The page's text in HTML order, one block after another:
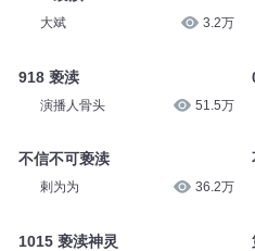
大斌 3.2万
918 亵渎
演播人骨头 51.5万
不信不可亵渎
剌为为 36.2万
1015 亵渎神灵